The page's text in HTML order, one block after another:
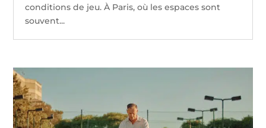
conditions de jeu. À Paris, où les espaces sont
souvent...